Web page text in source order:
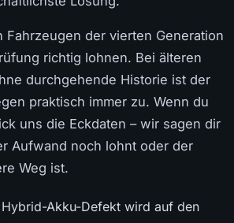
Fahrzeugen der vierten Generation
richtig lohnen. Bei älteren
durchgehende Historie ist der
praktisch immer zu. Wenn du
uns die Eckdaten – wir sagen dir
Aufwand noch lohnt oder der
Weg ist.